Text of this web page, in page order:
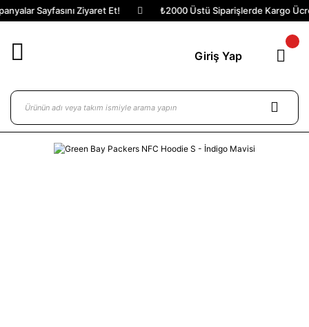
Sayfasını Ziyaret Et! ₺2000 Üstü Siparişlerde Kargo
Giriş Yap